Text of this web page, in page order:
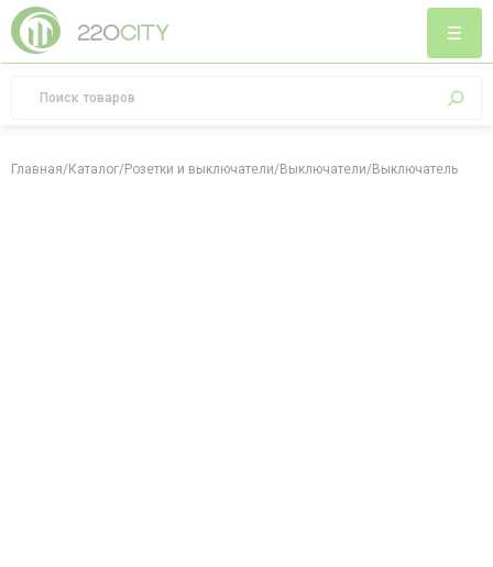
Главная/Каталог/Розетки и выключатели/Выключатели/Выключатель